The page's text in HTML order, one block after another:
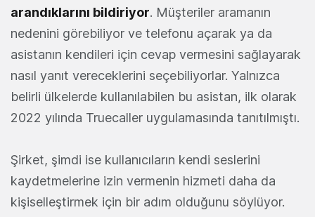
arandıklarını bildiriyor. Müşteriler aramanın
nedenini görebiliyor ve telefonu açarak ya da
asistanın kendileri için cevap vermesini sağlayarak
nasıl yanıt vereceklerini seçebiliyorlar. Yalnızca
belirli ülkelerde kullanılabilen bu asistan, ilk olarak
2022 yılında Truecaller uygulamasında tanıtılmıştı.
Şirket, şimdi ise kullanıcıların kendi seslerini
kaydetmelerine izin vermenin hizmeti daha da
kişiselleştirmek için bir adım olduğunu söylüyor.